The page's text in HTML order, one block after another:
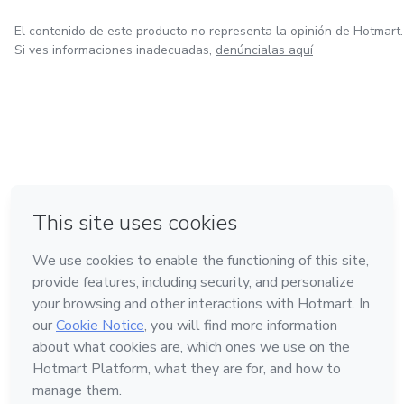
El contenido de este producto no representa la opinión de Hotmart.
Si ves informaciones inadecuadas, denúncialas aquí
Hecho con❤ en Belo Horizonte
Conoce Hotmart
Idioma
Español